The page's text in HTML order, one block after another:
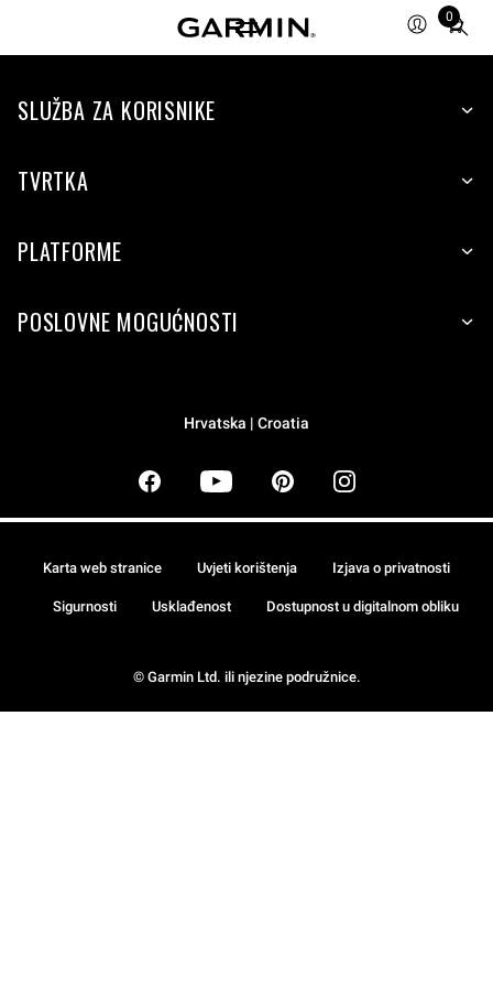
0
Total
items
cart:
SLUŽBA ZA KORISNIKE
TVRTKA
PLATFORME
POSLOVNE MOGUĆNOSTI
Hrvatska | Croatia
© Garmin Ltd. ili njezine podružnice.
Karta web stranice Uvjeti korištenja Izjava o privatnosti
Sigurnosti Usklađenost Dostupnost u digitalnom obliku